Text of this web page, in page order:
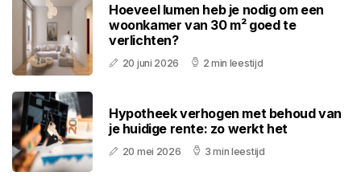
Hoeveel lumen heb je nodig om een
woonkamer van 30 m² goed te
verlichten?
20 juni 2026 2 min leestijd
Hypotheek verhogen met behoud van
je huidige rente: zo werkt het
20 mei 2026 3 min leestijd